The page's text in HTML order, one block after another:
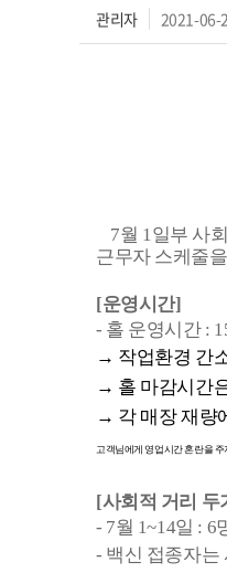
관리자 2021-06-
7월 1일부 사
근무자 스케줄
[운영시간]
- 홀 운영시간 :
→ 작업환경 간
→ 홀 마감시간
→ 각 매장 재량
고객님에게 영업시간 혼란을
[사회적 거리 두
- 7월 1~14일 : 6
- 백신 접종자는